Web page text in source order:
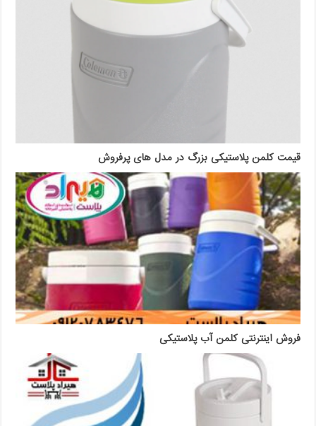
قیمت کلمن پلاستیکی بزرگ در مدل های پرفروش
فروش اینترنتی کلمن آب پلاستیکی